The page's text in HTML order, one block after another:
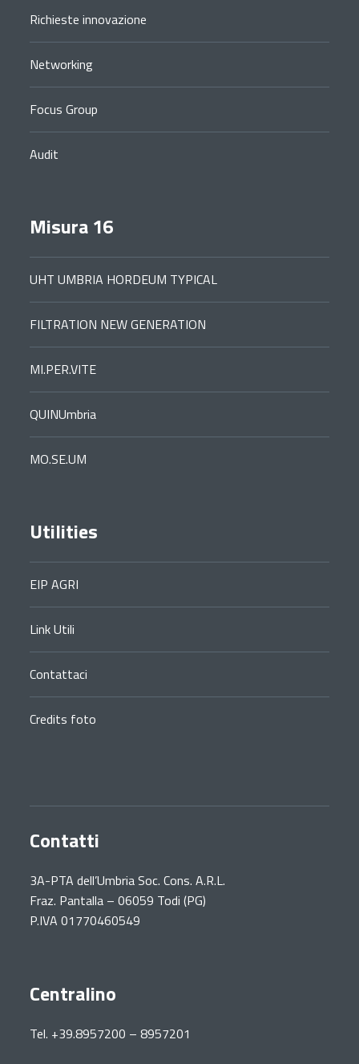
Richieste innovazione
Networking
Focus Group
Audit
Misura 16
UHT UMBRIA HORDEUM TYPICAL
FILTRATION NEW GENERATION
MI.PER.VITE
QUINUmbria
MO.SE.UM
Utilities
EIP AGRI
Link Utili
Contattaci
Credits foto
Contatti
3A-PTA dell’Umbria Soc. Cons. A.R.L.
Fraz. Pantalla – 06059 Todi (PG)
P.IVA 01770460549
Centralino
Tel. +39.8957200 – 8957201